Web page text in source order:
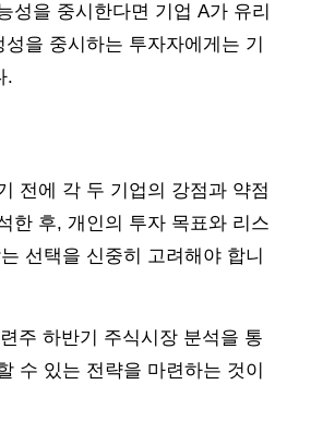
성을 중시한다면 기업 A가 유리
을 중시하는 투자자에게는 기
.
전에 각 두 기업의 강점과 약점
한 후, 개인의 투자 목표와 리스
선택을 신중히 고려해야 합니
주 하반기 주식시장 분석을 통
수 있는 전략을 마련하는 것이